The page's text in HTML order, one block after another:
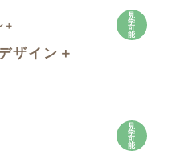
見
学
可
能
ザイン＋
見
学
可
能